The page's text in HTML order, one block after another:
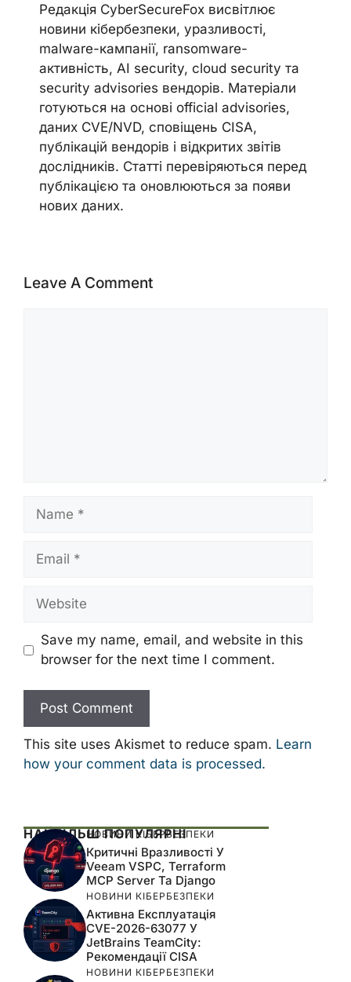
Редакція CyberSecureFox висвітлює
новини кібербезпеки, уразливості,
malware-кампанії, ransomware-
активність, AI security, cloud security та
security advisories вендорів. Матеріали
готуються на основі official advisories,
даних CVE/NVD, сповіщень CISA,
публікацій вендорів і відкритих звітів
дослідників. Статті перевіряються перед
публікацією та оновлюються за появи
нових даних.
Leave A Comment
Name
Email
Website
Save my name, email, and website in this
browser for the next time I comment.
This site uses Akismet to reduce spam. Learn
how your comment data is processed.
НАЙБІЛЬШ ПОПУЛЯРНІ
НОВИНИ КІБЕРБЕЗПЕКИ
Критичні Вразливості У
Veeam VSPC, Terraform
MCP Server Та Django
НОВИНИ КІБЕРБЕЗПЕКИ
Активна Експлуатація
CVE-2026-63077 У
JetBrains TeamCity:
Рекомендації CISA
НОВИНИ КІБЕРБЕЗПЕКИ